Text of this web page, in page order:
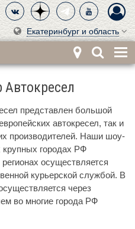
Екатеринбург и область
представлен большой
автокресел, так и
производителей. Наши шоу-
городах РФ
осуществляется
курьерской службой. В
через
во многие города РФ